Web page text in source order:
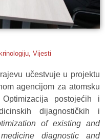
, Vijesti
učestvuje u projektu
agencijom za atomsku
postojećih i
dijagnostičkih i
of existing and
diagnostic and